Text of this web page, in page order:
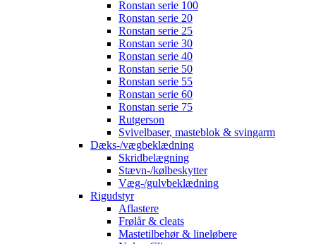
Ronstan serie 100
Ronstan serie 20
Ronstan serie 25
Ronstan serie 30
Ronstan serie 40
Ronstan serie 50
Ronstan serie 55
Ronstan serie 60
Ronstan serie 75
Rutgerson
Svivelbaser, masteblok & svingarm
Dæks-/vægbeklædning
Skridbelægning
Stævn-/kølbeskytter
Væg-/gulvbeklædning
Rigudstyr
Aflastere
Frølår & cleats
Mastetilbehør & lineløbere